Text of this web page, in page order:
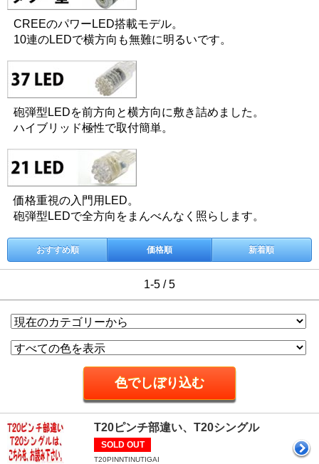
CREEのパワーLED搭載モデル。
10連のLEDで横方向も無難に明るいです。
砲弾型LEDを前方向と横方向に敷き詰めました。
ハイブリッド極性で取付簡単。
価格重視の入門用LED。
砲弾型LEDで全方向をまんべんなく照らします。
おすすめ順 価格順 新着順
1-5 / 5
T20ピンチ部違い、T20シングル
SOLD OUT
T20PINNTINUTIGAI